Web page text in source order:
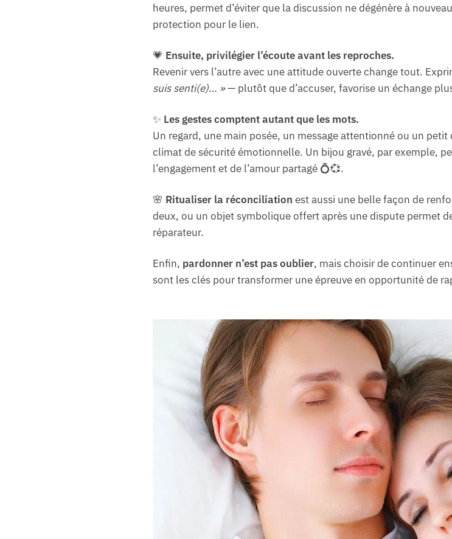
heures, permet d’éviter que la discussion ne dégénère à
protection pour le lien.
💗 Ensuite, privilégier l’écoute avant les reproches.
Revenir vers l’autre avec une attitude ouverte change tout.
suis senti(e)… »— plutôt que d’accuser, favorise un échange
✨ Les gestes comptent autant que les mots.
Un regard, une main posée, un message attentionné ou un
climat de sécurité émotionnelle. Un bijou gravé, par exemple,
l’engagement et de l’amour partagé 💍💞.
🌸 Ritualiser la réconciliation est aussi une belle façon de
deux, ou un objet symbolique offert après une dispute permet
réparateur.
Enfin, pardonner n’est pas oublier, mais choisir de continuer
sont les clés pour transformer une épreuve en opportunité de